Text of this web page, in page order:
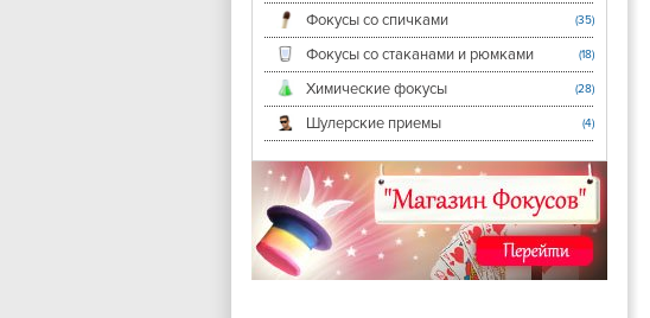
Фокусы со спичками (35)
Фокусы со стаканами и рюмками (18)
Химические фокусы (28)
Шулерские приемы (4)